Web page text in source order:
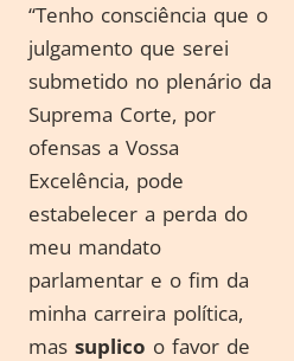
“Tenho consciência que o
julgamento que serei
submetido no plenário da
Suprema Corte, por
ofensas a Vossa
Excelência, pode
estabelecer a perda do
meu mandato
parlamentar e o fim da
minha carreira política,
mas suplico o favor de